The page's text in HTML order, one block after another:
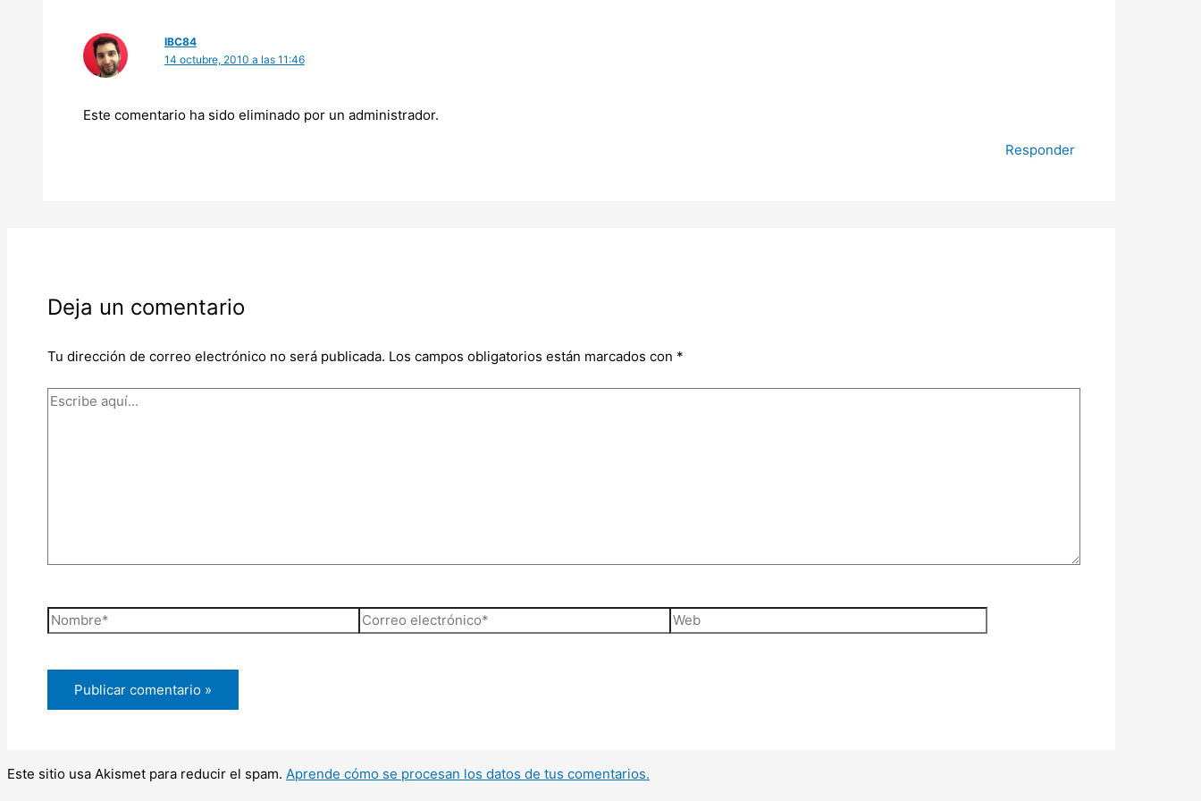
IBC84
14 octubre, 2010 a las 11:46
Este comentario ha sido eliminado por un administrador.
Responder
Deja un comentario
Tu dirección de correo electrónico no será publicada. Los campos obligatorios están marcados con *
Escribe
Nombre*
Correo
electrónico*
Web
Este sitio usa Akismet para reducir el spam. Aprende cómo se procesan los datos de tus comentarios.